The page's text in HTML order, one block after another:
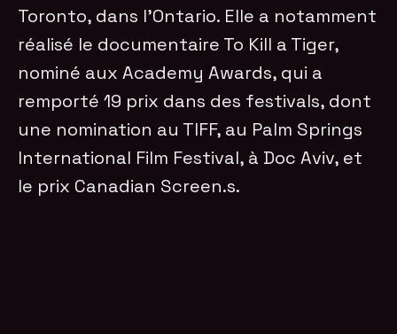
Toronto, dans l’Ontario. Elle a notamment
réalisé le documentaire To Kill a Tiger,
nominé aux Academy Awards, qui a
remporté 19 prix dans des festivals, dont
une nomination au TIFF, au Palm Springs
International Film Festival, à Doc Aviv, et
le prix Canadian Screen.s.